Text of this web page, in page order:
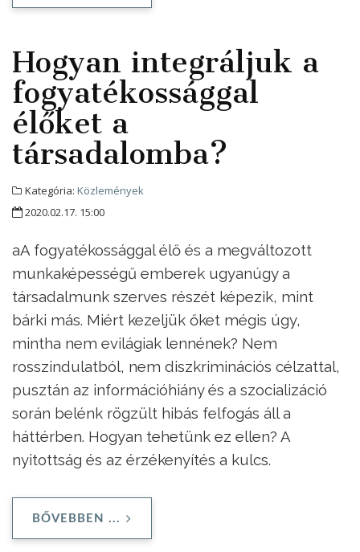
Hogyan integráljuk a
fogyatékossággal
élőket a
társadalomba?
Kategória: Közlemények
2020.02.17. 15:00
aA fogyatékossággal élő és a megváltozott
munkaképességű emberek ugyanúgy a
társadalmunk szerves részét képezik, mint
bárki más. Miért kezeljük őket mégis úgy,
mintha nem evilágiak lennének? Nem
rosszindulatból, nem diszkriminációs célzattal,
pusztán az információhiány és a szocializáció
során belénk rögzült hibás felfogás áll a
háttérben. Hogyan tehetünk ez ellen? A
nyitottság és az érzékenyítés a kulcs.
BŐVEBBEN ...